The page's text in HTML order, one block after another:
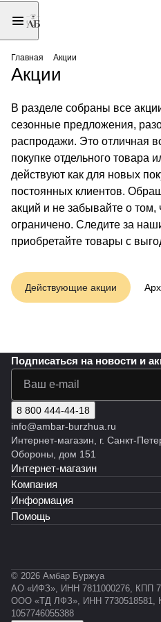
Главная Акции
Акции
В разделе собраны все
сезонные предложения,
распродажи. Это отличная
покупке отдельного товара
действуют как для новых
постоянных клиентов.
акций и не забывайте о том,
ограничено. Следите за
приобретайте товары с
Действующие акции
-5% при оплате онлайн
Подписаться на новости и
8 800 444-44-18
info@ambar-burzhua.ru
Интернет-магазин, г. Санкт-
Обороны, дом 151
Интернет-магазин
Компания
Информация
Помощь
© 2026 Амбар Буржуа
АО «ИФЗ», ИНН 7811000276, КПП
ООО «ТД ЛФЗ», ИНН 7730518581,
1057746055388